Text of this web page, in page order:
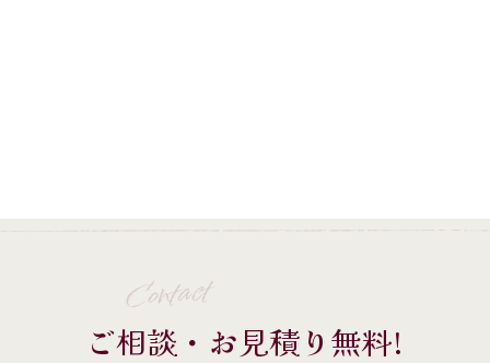
Contact
ご相談・お見積り無料!